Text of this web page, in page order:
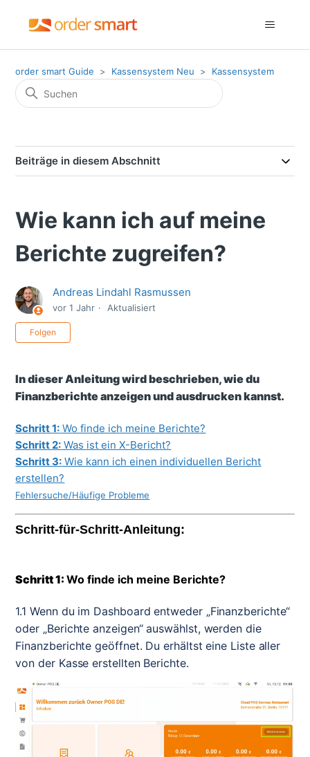
order smart Guide Kassensystem Neu Kassensystem
Beiträge in diesem Abschnitt
Wie kann ich auf meine
Berichte zugreifen?
Andreas Lindahl Rasmussen
vor 1 Jahr Aktualisiert
Folgen
In dieser Anleitung wird beschrieben, wie du
Finanzberichte anzeigen und ausdrucken kannst.
Schritt 1: Wo finde ich meine Berichte?
Schritt 2: Was ist ein X-Bericht?
Schritt 3: Wie kann ich einen individuellen Bericht
erstellen?
Fehlersuche/Häufige Probleme
Schritt-für-Schritt-Anleitung:
Schritt 1:Wo finde ich meine Berichte?
1.1 Wenn du im Dashboard entweder „Finanzberichte“
oder „Berichte anzeigen“ auswählst, werden die
Finanzberichte geöffnet. Du erhältst eine Liste aller
von der Kasse erstellten Berichte.